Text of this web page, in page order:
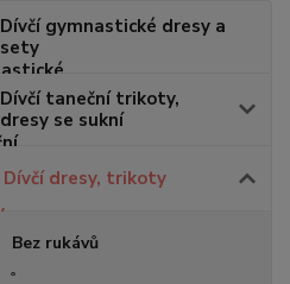
Dívčí gymnastické dresy a
sety
Dívčí taneční trikoty,
dresy se sukní
Dívčí dresy, trikoty
Bez rukávů